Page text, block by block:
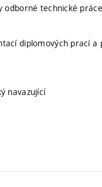
odborné technické
diplomových prací a
navazující